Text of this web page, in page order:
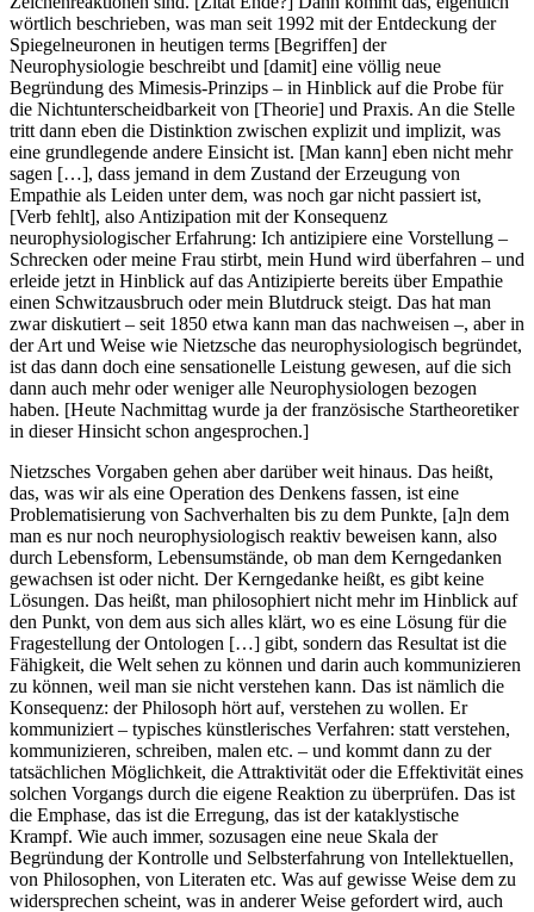
wörtlich beschrieben, was man seit 1992 mit der Entdeckung der
Spiegelneuronen in heutigen terms [Begriffen] der
Neurophysiologie beschreibt und [damit] eine völlig neue
Begründung des Mimesis-Prinzips – in Hinblick auf die Probe für
die Nichtunterscheidbarkeit von [Theorie] und Praxis. An die Stelle
tritt dann eben die Distinktion zwischen explizit und implizit, was
eine grundlegende andere Einsicht ist. [Man kann] eben nicht mehr
sagen […], dass jemand in dem Zustand der Erzeugung von
Empathie als Leiden unter dem, was noch gar nicht passiert ist,
[Verb fehlt], also Antizipation mit der Konsequenz
neurophysiologischer Erfahrung: Ich antizipiere eine Vorstellung –
Schrecken oder meine Frau stirbt, mein Hund wird überfahren – und
erleide jetzt in Hinblick auf das Antizipierte bereits über Empathie
einen Schwitzausbruch oder mein Blutdruck steigt. Das hat man
zwar diskutiert – seit 1850 etwa kann man das nachweisen –, aber in
der Art und Weise wie Nietzsche das neurophysiologisch begründet,
ist das dann doch eine sensationelle Leistung gewesen, auf die sich
dann auch mehr oder weniger alle Neurophysiologen bezogen
haben. [Heute Nachmittag wurde ja der französische Startheoretiker
in dieser Hinsicht schon angesprochen.]
Nietzsches Vorgaben gehen aber darüber weit hinaus. Das heißt,
das, was wir als eine Operation des Denkens fassen, ist eine
Problematisierung von Sachverhalten bis zu dem Punkte, [a]n dem
man es nur noch neurophysiologisch reaktiv beweisen kann, also
durch Lebensform, Lebensumstände, ob man dem Kerngedanken
gewachsen ist oder nicht. Der Kerngedanke heißt, es gibt keine
Lösungen. Das heißt, man philosophiert nicht mehr im Hinblick auf
den Punkt, von dem aus sich alles klärt, wo es eine Lösung für die
Fragestellung der Ontologen […] gibt, sondern das Resultat ist die
Fähigkeit, die Welt sehen zu können und darin auch kommunizieren
zu können, weil man sie nicht verstehen kann. Das ist nämlich die
Konsequenz: der Philosoph hört auf, verstehen zu wollen. Er
kommuniziert – typisches künstlerisches Verfahren: statt verstehen,
kommunizieren, schreiben, malen etc. – und kommt dann zu der
tatsächlichen Möglichkeit, die Attraktivität oder die Effektivität eines
solchen Vorgangs durch die eigene Reaktion zu überprüfen. Das ist
die Emphase, das ist die Erregung, das ist der kataklystische
Krampf. Wie auch immer, sozusagen eine neue Skala der
Begründung der Kontrolle und Selbsterfahrung von Intellektuellen,
von Philosophen, von Literaten etc. Was auf gewisse Weise dem zu
widersprechen scheint, was in anderer Weise gefordert wird, auch